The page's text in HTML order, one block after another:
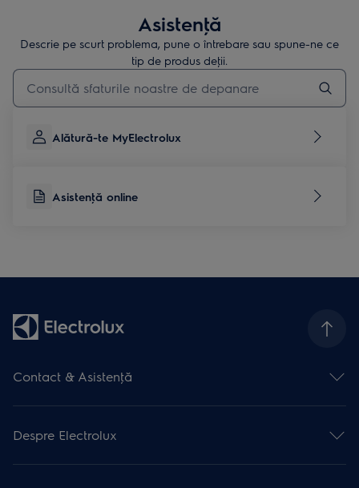
Asistenţă
Descrie pe scurt problema, pune o întrebare sau spune-ne ce
tip de produs deţii.
Type to search for support articles
Alătură-te MyElectrolux
Asistenţă online
Contact & Asistenţă
Asistenţă online
Asistenţă service
Articole de asistență
Despre Electrolux